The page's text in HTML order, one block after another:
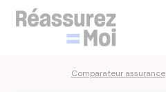
Comparateur assurance